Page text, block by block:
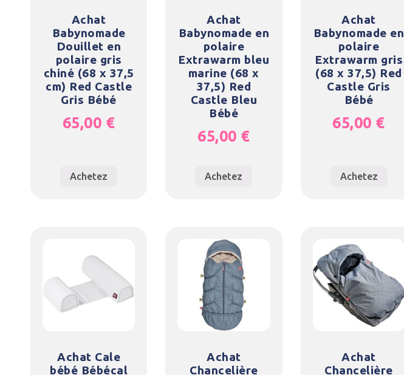
Achat
Babynomade
Douillet en
polaire gris
chiné (68 x 37,5
cm) Red Castle
Gris Bébé
65,00 €
Achetez
Achat
Babynomade en
polaire
Extrawarm bleu
marine (68 x
37,5) Red
Castle Bleu
Bébé
65,00 €
Achetez
Achat
Babynomade en
polaire
Extrawarm gris
(68 x 37,5) Red
Castle Gris
Bébé
65,00 €
Achetez
Achat Cale
bébé Bébécal
Achat
Chancelière
Achat
Chancelière